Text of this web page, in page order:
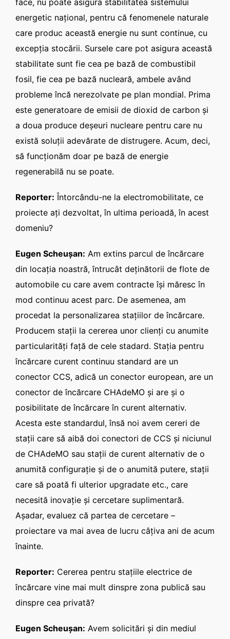
face, nu poate asigura stabilitatea sistemului
energetic naţional, pentru că fenomenele naturale
care produc această energie nu sunt continue, cu
excepţia stocării. Sursele care pot asigura această
stabilitate sunt fie cea pe bază de combustibil
fosil, fie cea pe bază nucleară, ambele având
probleme încă nerezolvate pe plan mondial. Prima
este generatoare de emisii de dioxid de carbon şi
a doua produce deşeuri nucleare pentru care nu
există soluţii adevărate de distrugere. Acum, deci,
să funcţionăm doar pe bază de energie
regenerabilă nu se poate.
Reporter: Întorcându-ne la electromobilitate, ce
proiecte aţi dezvoltat, în ultima perioadă, în acest
domeniu?
Eugen Scheuşan: Am extins parcul de încărcare
din locaţia noastră, întrucât deţinătorii de flote de
automobile cu care avem contracte îşi măresc în
mod continuu acest parc. De asemenea, am
procedat la personalizarea staţiilor de încărcare.
Producem staţii la cererea unor clienţi cu anumite
particularităţi faţă de cele stadard. Staţia pentru
încărcare curent continuu standard are un
conector CCS, adică un conector european, are un
conector de încărcare CHAdeMO şi are şi o
posibilitate de încărcare în curent alternativ.
Acesta este standardul, însă noi avem cereri de
staţii care să aibă doi conectori de CCS şi niciunul
de CHAdeMO sau staţii de curent alternativ de o
anumită configuraţie şi de o anumită putere, staţii
care să poată fi ulterior upgradate etc., care
necesită inovaţie şi cercetare suplimentară.
Aşadar, evaluez că partea de cercetare –
proiectare va mai avea de lucru câţiva ani de acum
înainte.
Reporter: Cererea pentru staţiile electrice de
încărcare vine mai mult dinspre zona publică sau
dinspre cea privată?
Eugen Scheuşan: Avem solicitări şi din mediul